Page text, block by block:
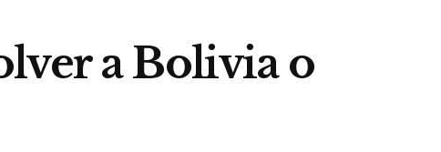
a Bolivia o